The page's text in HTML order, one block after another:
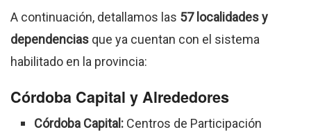
A continuación, detallamos las 57 localidades y
dependencias que ya cuentan con el sistema
habilitado en la provincia:
Córdoba Capital y Alrededores
Córdoba Capital: Centros de Participación